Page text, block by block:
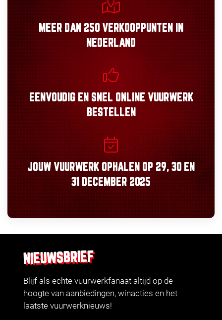
MEER DAN 250 VERKOOPPUNTEN IN
NEDERLAND
EENVOUDIGEN SNEL ONLINE VUURWERK
BESTELLEN
JOUW VUURWERK OPHALEN OP 29, 30 EN
31 DECEMBER 2025
NIEUWSBRIEF
Blijf als echte vuurwerkfanaat altijd op de
hoogte van aanbiedingen, winacties en het
laatste vuurwerknieuws!